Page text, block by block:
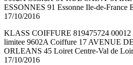
ESSONNES 91 Essonne Ile-de-France
17/10/2016
KLASS COIFFURE 819475724 00012
limitee 9602A Coiffure 17 AVENUE
ORLEANS 45 Loiret Centre-Val de
17/10/2016